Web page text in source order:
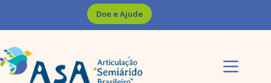
Doe e Ajude